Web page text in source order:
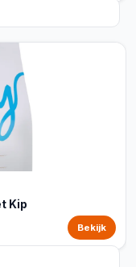
Kip
Bekijk